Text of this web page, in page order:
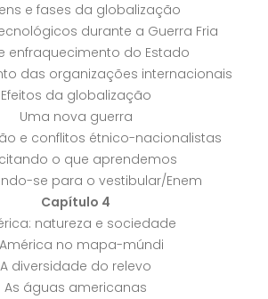
e fases da globalização
durante a Guerra Fria
enfraquecimento do Estado
das organizações internacionais
Efeitos da globalização
Uma nova guerra
e conflitos étnico-nacionalistas
o que aprendemos
se para o vestibular/Enem
Capítulo 4
natureza e sociedade
no mapa-múndi
A diversidade do relevo
As águas americanas